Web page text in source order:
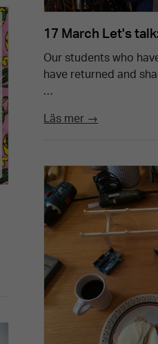
17 March Let's
Our students who
have returned and
…
Läs mer →